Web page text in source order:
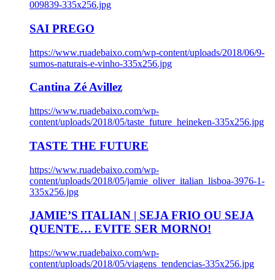
009839-335x256.jpg
SAI PREGO
https://www.ruadebaixo.com/wp-content/uploads/2018/06/9-
sumos-naturais-e-vinho-335x256.jpg
Cantina Zé Avillez
https://www.ruadebaixo.com/wp-
content/uploads/2018/05/taste_future_heineken-335x256.jpg
TASTE THE FUTURE
https://www.ruadebaixo.com/wp-
content/uploads/2018/05/jamie_oliver_italian_lisboa-3976-1-
335x256.jpg
JAMIE’S ITALIAN | SEJA FRIO OU SEJA
QUENTE… EVITE SER MORNO!
https://www.ruadebaixo.com/wp-
content/uploads/2018/05/viagens_tendencias-335x256.jpg